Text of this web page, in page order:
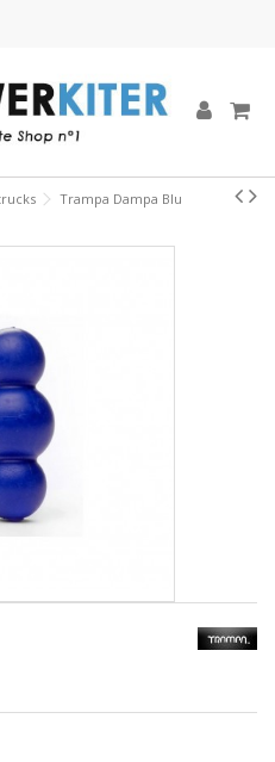
Trampa Dampa Blu